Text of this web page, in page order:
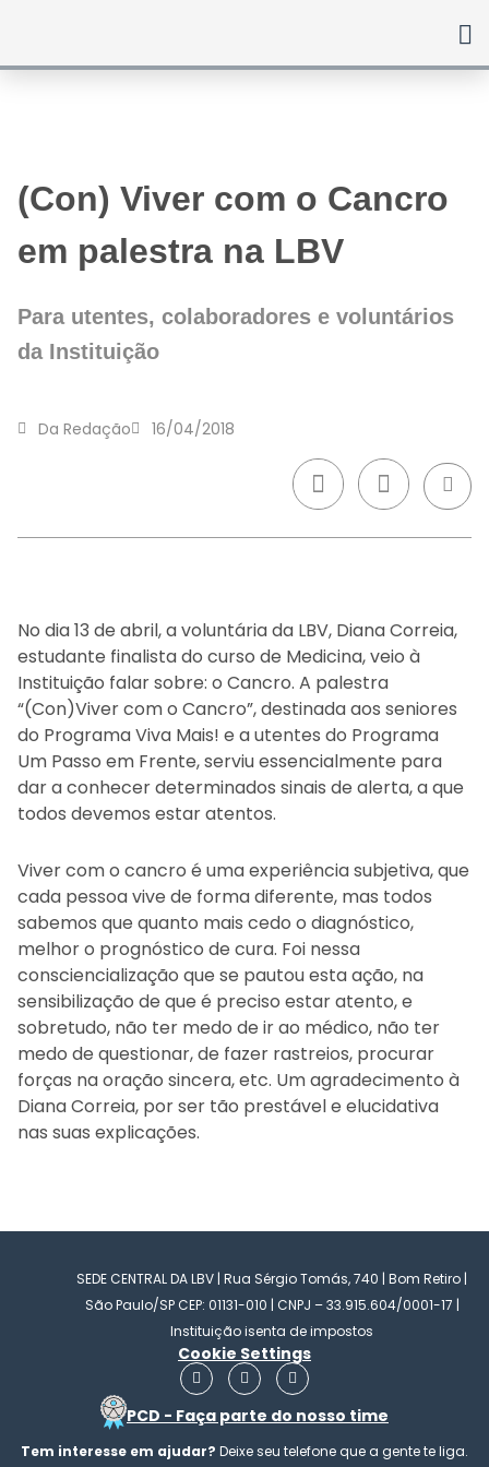
(Con) Viver com o Cancro
em palestra na LBV
Para utentes, colaboradores e voluntários
da Instituição
Da Redação 16/04/2018
No dia 13 de abril, a voluntária da LBV, Diana Correia,
estudante finalista do curso de Medicina, veio à
Instituição falar sobre: o Cancro. A palestra
“(Con)Viver com o Cancro”, destinada aos seniores
do Programa Viva Mais! e a utentes do Programa
Um Passo em Frente, serviu essencialmente para
dar a conhecer determinados sinais de alerta, a que
todos devemos estar atentos.
Viver com o cancro é uma experiência subjetiva, que
cada pessoa vive de forma diferente, mas todos
sabemos que quanto mais cedo o diagnóstico,
melhor o prognóstico de cura. Foi nessa
consciencialização que se pautou esta ação, na
sensibilização de que é preciso estar atento, e
sobretudo, não ter medo de ir ao médico, não ter
medo de questionar, de fazer rastreios, procurar
forças na oração sincera, etc. Um agradecimento à
Diana Correia, por ser tão prestável e elucidativa
nas suas explicações.
SEDE CENTRAL DA LBV | Rua Sérgio Tomás, 740 | Bom Retiro |
São Paulo/SP CEP: 01131-010 | CNPJ – 33.915.604/0001-17 |
Instituição isenta de impostos
Cookie Settings
F
a
e
o
I
n
s
t
g
Y
o
t
b
PCD - Faça parte do nosso time
Tem interesse em ajudar? Deixe seu telefone que a gente te liga.